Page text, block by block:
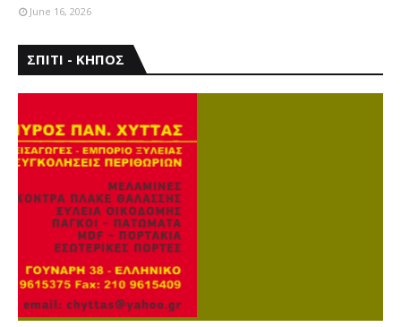
June 16, 2026
ΣΠΙΤΙ - ΚΗΠΟΣ